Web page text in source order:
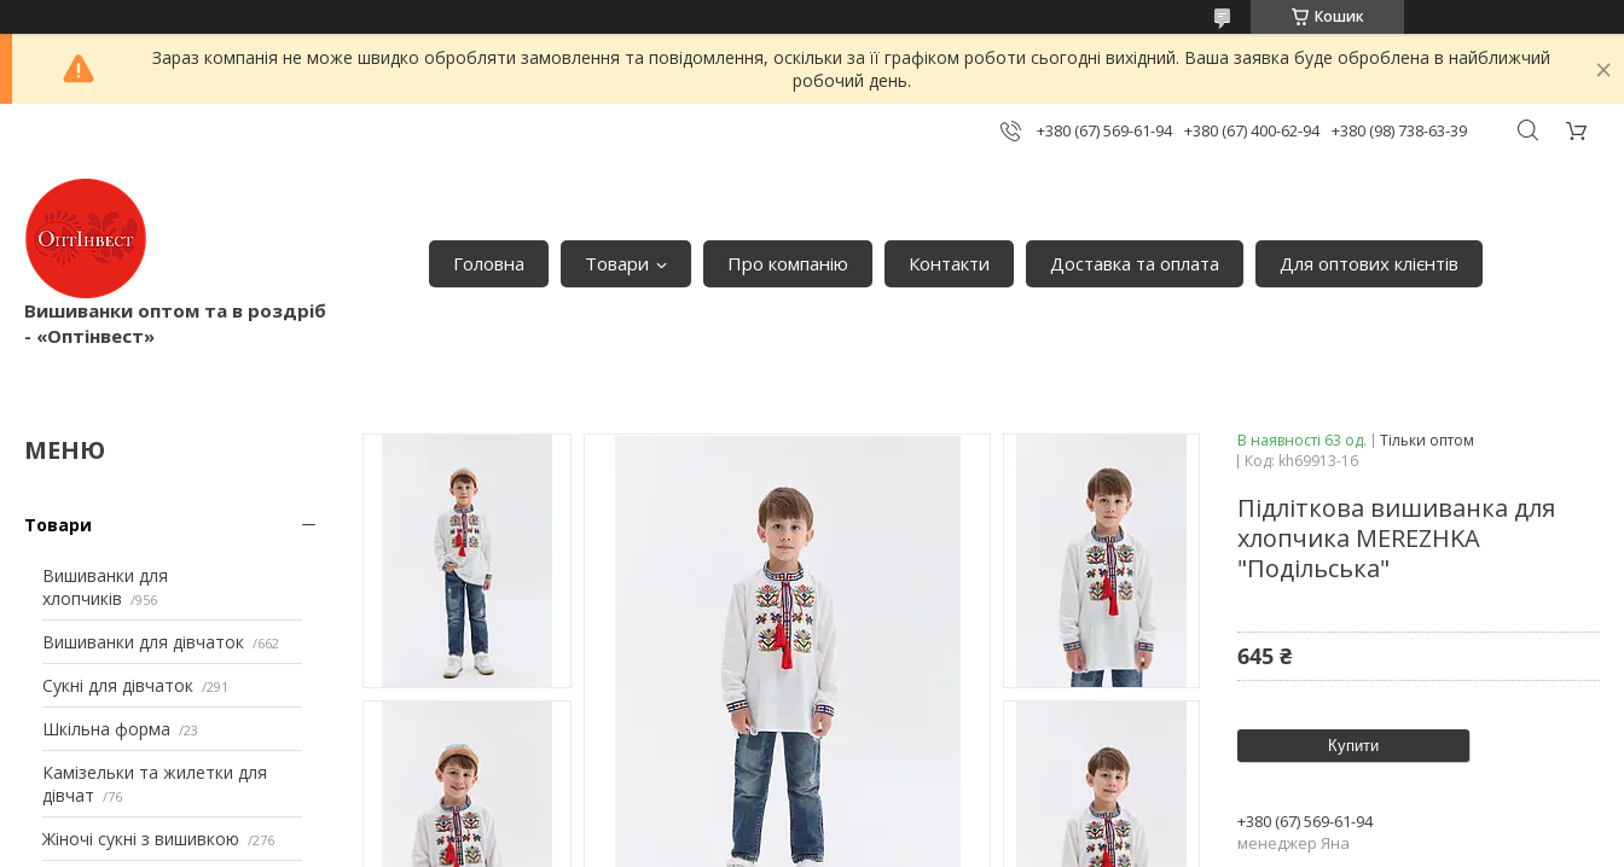
Кошик
Зараз компанія не може швидко обробляти замовлення та повідомлення, оскільки за її графіком роботи сьогодні вихідний. Ваша заявка буде оброблена в найближчий
робочий день.
+380 (67) 569-61-94 +380 (67) 400-62-94 +380 (98) 738-63-39
Вишиванки оптом та в роздріб
- «Оптінвест»
Головна Товари Про компанію Контакти Доставка та оплата Для оптових клієнтів
Товари
Вишиванки для
хлопчиків
956
Вишиванки для дівчаток 662
Сукні для дівчаток 291
Шкільна форма 23
Камізельки та жилетки для
дівчат
76
Жіночі сукні з вишивкою 276
В наявності 63 од.
Тільки оптом
Код: kh69913-16
Підліткова вишиванка для
хлопчика MEREZHKA
"Подільська"
645 ₴
Купити
+380 (67) 569-61-94
менеджер Яна